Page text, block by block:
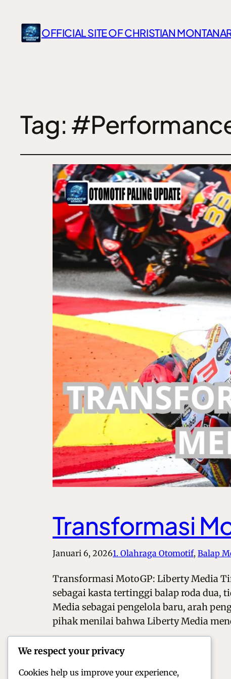
OFFICIAL SITE OF CHRISTIAN
Tag:
Transformasi
Januari 6, 20261. Olahraga Otomotif, Balap
Transformasi MotoGP: Liberty Media
sebagai kasta tertinggi balap roda dua,
Media sebagai pengelola baru, arah
pihak menilai bahwa Liberty Media
We respect your privacy
Cookies help us improve your experience,